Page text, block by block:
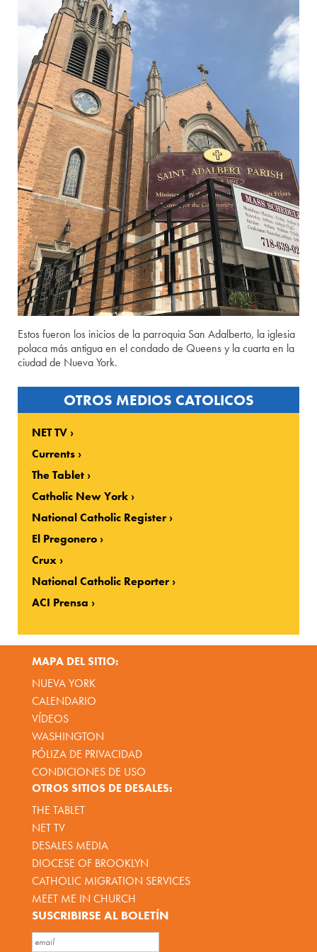
Estos fueron los inicios de la parroquia San Adalberto, la iglesia
polaca más antigua en el condado de Queens y la cuarta en la
ciudad de Nueva York.
OTROS MEDIOS CATOLICOS
NET TV
Currents
The Tablet
Catholic New York
National Catholic Register
El Pregonero
Crux
National Catholic Reporter
ACI Prensa
MAPA DEL SITIO:
NUEVA YORK
CALENDARIO
VÍDEOS
WASHINGTON
PÓLIZA DE PRIVACIDAD
CONDICIONES DE USO
OTROS SITIOS DE DESALES:
THE TABLET
NET TV
DESALES MEDIA
DIOCESE OF BROOKLYN
CATHOLIC MIGRATION SERVICES
MEET ME IN CHURCH
SUSCRIBIRSE AL BOLETÍN